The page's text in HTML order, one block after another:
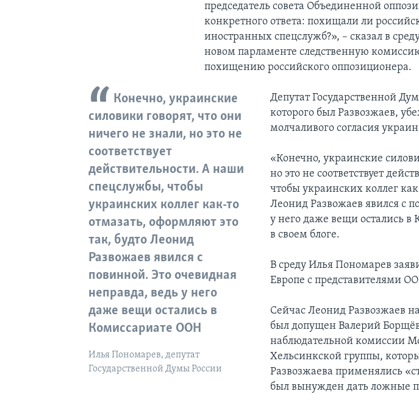
председатель совета Объединенной
конкретного ответа: похищали ли
иностранных спецслужб?», – сказал в
новом парламенте следственную
похищению российского оппозиционера.
Конечно, украинские
силовики говорят, что они
ничего не знали, но это не
соответствует
действительности. А наши
спецслужбы, чтобы
украинских коллег как-то
отмазать, оформляют это
так, будто Леонид
Развожаев явился с
повинной. Это очевидная
неправда, ведь у него
даже вещи остались в
Комиссариате ООН
Илья Пономарев, депутат
Государственной Думы России
Депутат Государственной
которого был Развозжаев,
молчаливого согласия
«Конечно, украинские
но это не соответствует
чтобы украинских коллег
Леонид Развожаев явился с
у него даже вещи остались в
в своем блоге.
В среду Илья Пономарев
Европе с представителями
Сейчас Леонид Развозжаев
был допущен Валерий
наблюдательной комиссии
Хельсинкской группы,
Развозжаева применялись
был вынужден дать ложные